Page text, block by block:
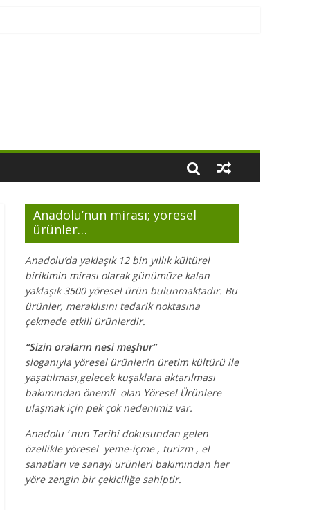
Anadolu’nun mirası; yöresel
ürünler…
Anadolu’da yaklaşık 12 bin yıllık kültürel
birikimin mirası olarak günümüze kalan
yaklaşık 3500 yöresel ürün bulunmaktadır. Bu
ürünler, meraklısını tedarik noktasına
çekmede etkili ürünlerdir.
“Sizin oraların nesi meşhur”
sloganıyla yöresel ürünlerin üretim kültürü ile
yaşatılması,gelecek kuşaklara aktarılması
bakımından önemli olan Yöresel Ürünlere
ulaşmak için pek çok nedenimiz var.
Anadolu ‘ nun Tarihi dokusundan gelen
özellikle yöresel yeme-içme , turizm , el
sanatları ve sanayi ürünleri bakımından her
yöre zengin bir çekiciliğe sahiptir.